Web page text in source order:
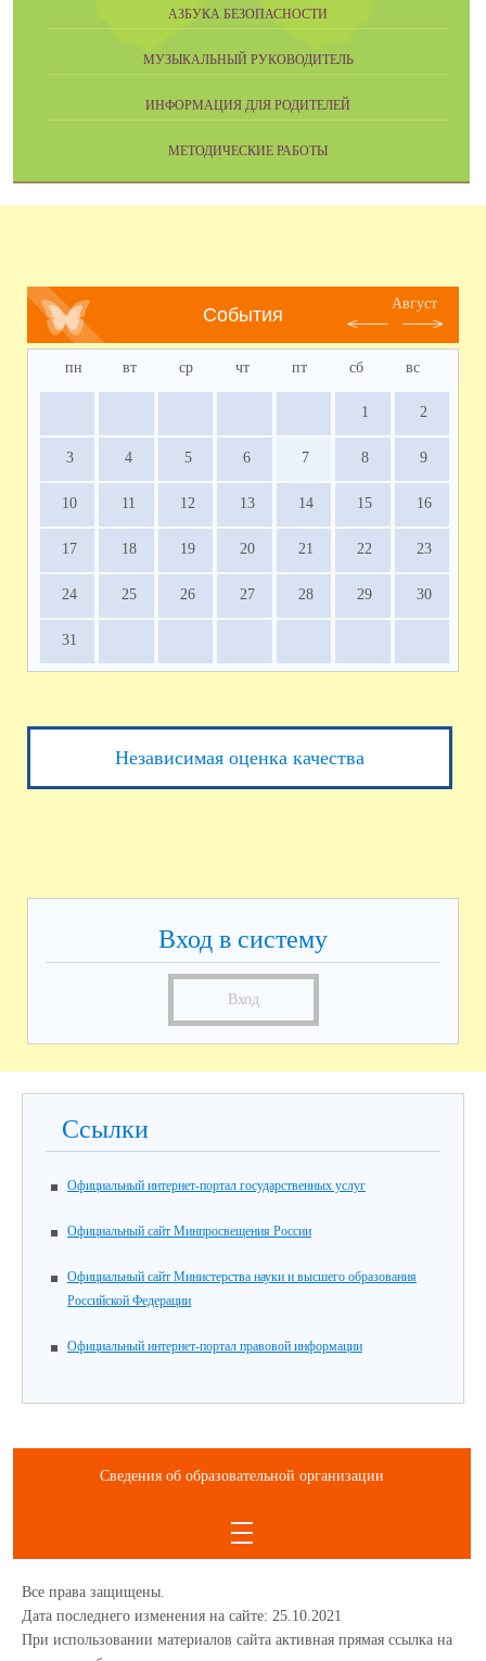
АЗБУКА БЕЗОПАСНОСТИ
МУЗЫКАЛЬНЫЙ РУКОВОДИТЕЛЬ
ИНФОРМАЦИЯ ДЛЯ РОДИТЕЛЕЙ
МЕТОДИЧЕСКИЕ РАБОТЫ
События
Август
пн вт ср чт пт сб вс
1 2
3 4 5 6 7 8 9
10 11 12 13 14 15 16
17 18 19 20 21 22 23
24 25 26 27 28 29 30
31
Независимая оценка качества
Вход в систему
Вход
Ссылки
Официальный интернет-портал государственных услуг
Официальный сайт Минпросвещения России
Официальный сайт Министерства науки и высшего образования
Российской Федерации
Официальный интернет-портал правовой информации
Сведения об образовательной организации
Все права защищены.
Дата последнего изменения на сайте: 25.10.2021
При использовании материалов сайта активная прямая ссылка на